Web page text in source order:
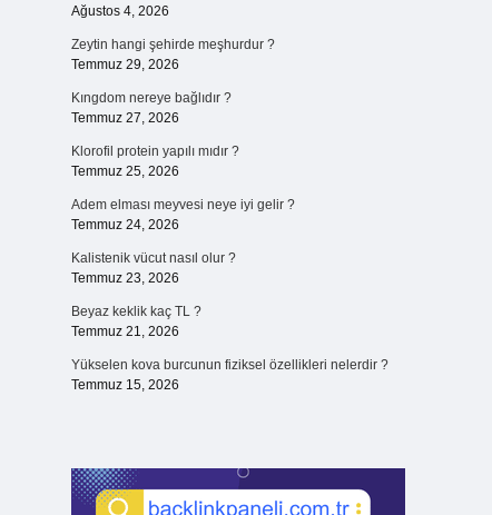
Ağustos 4, 2026
Zeytin hangi şehirde meşhurdur ?
Temmuz 29, 2026
Kıngdom nereye bağlıdır ?
Temmuz 27, 2026
Klorofil protein yapılı mıdır ?
Temmuz 25, 2026
Adem elması meyvesi neye iyi gelir ?
Temmuz 24, 2026
Kalistenik vücut nasıl olur ?
Temmuz 23, 2026
Beyaz keklik kaç TL ?
Temmuz 21, 2026
Yükselen kova burcunun fiziksel özellikleri nelerdir ?
Temmuz 15, 2026